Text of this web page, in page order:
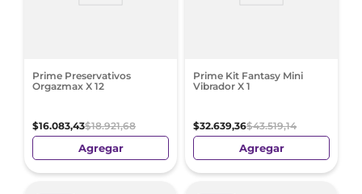
Prime Preservativos
Orgazmax X 12
$16.083,43$18.921,68
Agregar
Prime Kit Fantasy Mini
Vibrador X 1
$32.639,36$43.519,14
Agregar